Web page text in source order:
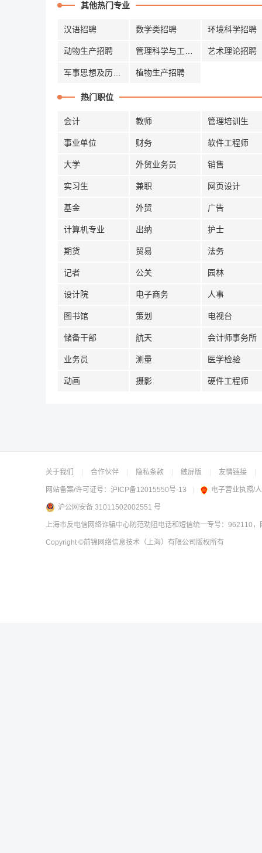
其他热门专业
汉语招聘 数学类招聘 环境科学招聘
动物生产招聘 艺术理论招聘
植物生产招聘
热门职位
会计 教师 管理培训生
事业单位 财务 软件工程师
大学 外贸业务员 销售
实习生 兼职 网页设计
基金 外贸 广告
计算机专业 出纳 护士
期货 贸易 法务
记者 公关 园林
设计院 电子商务 人事
图书馆 策划 电视台
储备干部 航天 会计师事务所
业务员 测量 医学检验
动画 摄影 硬件工程师
关于我们 合作伙伴 隐私条款 触屏版 友情链接
网站备案/许可证号： 沪ICP备12015550号-13 电子营业执照/
沪公网安备 31011502002551 号
上海市反电信网络诈骗中心防范劝阻电话和短信统一专号：962110
Copyright ©前锦网络信息技术（上海）有限公司 版权所有